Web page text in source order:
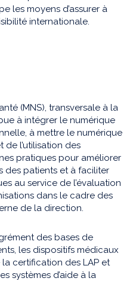
les moyens d’assurer à
internationale.
(MNS), transversale à la
à intégrer le numérique
à mettre le numérique
de l’utilisation des
pratiques pour améliorer
des patients et à faciliter
au service de l’évaluation
dans le cadre des
de la direction.
des bases de
les dispositifs médicaux
certification des LAP et
systèmes d’aide à la